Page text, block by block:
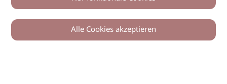
0
Alle Cookies akzeptieren